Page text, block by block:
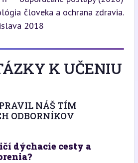
človeka a ochrana zdravia.
2018
K UČENIU
NÁŠ TÍM
ODBORNÍKOV
dýchacie cesty a